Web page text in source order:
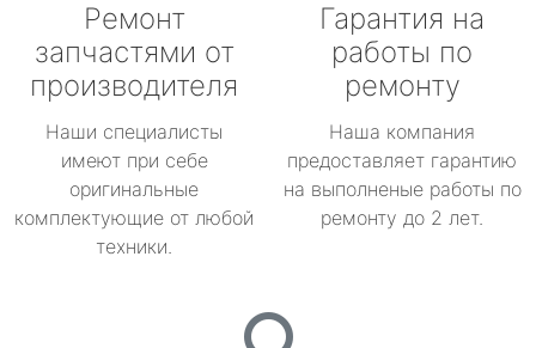
Ремонт
запчастями от
производителя
Наши специалисты
имеют при себе
оригинальные
комплектующие от любой
техники.
Гарантия на
работы по
ремонту
Наша компания
предоставляет гарантию
на выполненые работы по
ремонту до 2 лет.